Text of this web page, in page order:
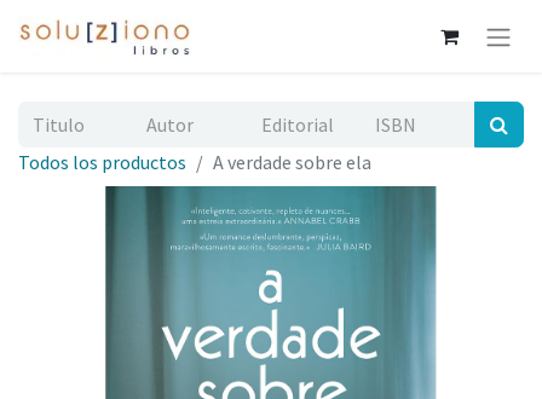
Todos los productos A verdade sobre ela